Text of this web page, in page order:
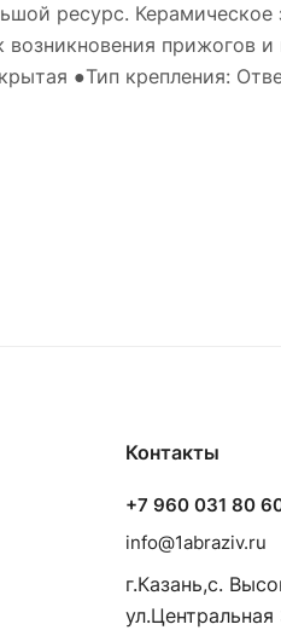
ресурс. Керамическое
прижогов и
●Тип крепления:
Контакты
+7 960 031 80
info@1abraziv.ru
г.Казань,с.
ул.Центральная